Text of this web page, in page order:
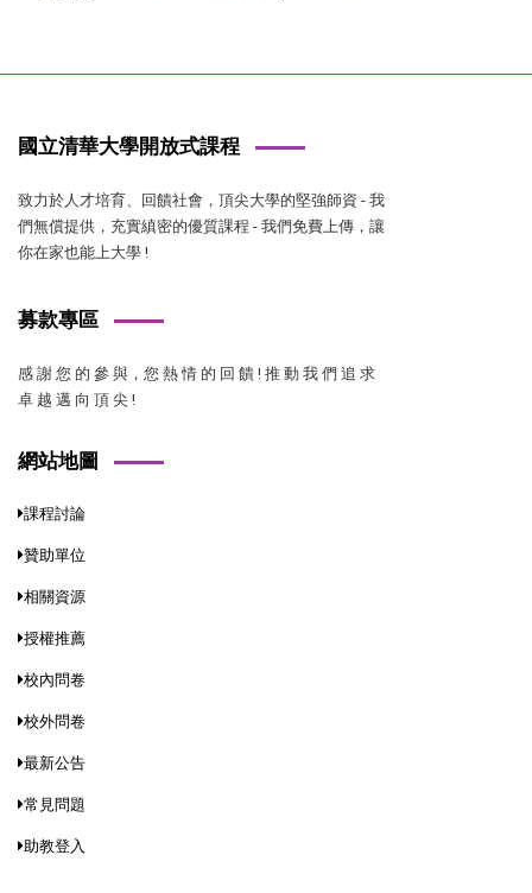
國立清華大學開放式課程
致力於人才培育、回饋社會，頂尖大學的堅強師資 - 我
們無償提供，充實縝密的優質課程 - 我們免費上傳，讓
你在家也能上大學 !
募款專區
感 謝 您 的 參 與，您 熱 情 的 回 饋 ! 推 動 我 們 追 求
卓 越 邁 向 頂 尖 !
網站地圖
課程討論
贊助單位
相關資源
授權推薦
校內問卷
校外問卷
最新公告
常見問題
助教登入